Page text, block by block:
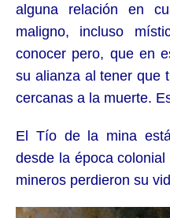
alguna relación en
maligno, incluso
conocer pero, que en
su alianza al tener que
cercanas a la muerte.
El Tío de la mina
desde la época
mineros perdieron su